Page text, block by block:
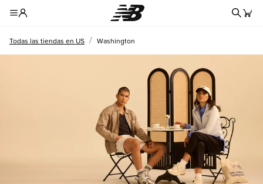
Todas las tiendas en US / Washington